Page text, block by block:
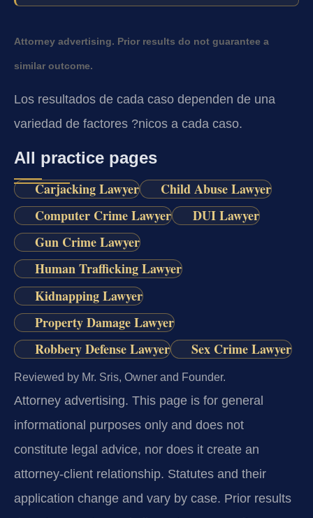
Attorney advertising. Prior results do not guarantee a
similar outcome.
Los resultados de cada caso dependen de una
variedad de factores ?nicos a cada caso.
All practice pages
Carjacking Lawyer
Child Abuse Lawyer
Computer Crime Lawyer
DUI Lawyer
Gun Crime Lawyer
Human Trafficking Lawyer
Kidnapping Lawyer
Property Damage Lawyer
Robbery Defense Lawyer
Sex Crime Lawyer
Reviewed by Mr. Sris, Owner and Founder.
Attorney advertising. This page is for general
informational purposes only and does not
constitute legal advice, nor does it create an
attorney-client relationship. Statutes and their
application change and vary by case. Prior results